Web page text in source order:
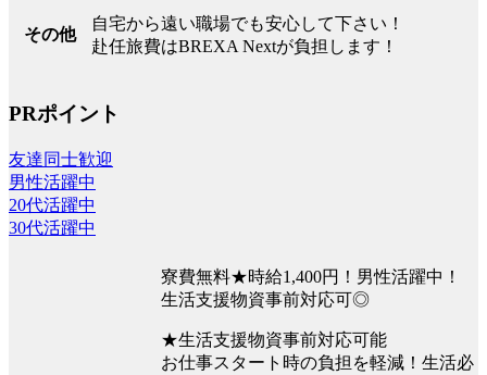
その他
自宅から遠い職場でも安心して下さい！
赴任旅費はBREXA Nextが負担します！
PRポイント
友達同士歓迎
男性活躍中
20代活躍中
30代活躍中
寮費無料★時給1,400円！男性活躍中！
生活支援物資事前対応可◎
★生活支援物資事前対応可能
お仕事スタート時の負担を軽減！生活必